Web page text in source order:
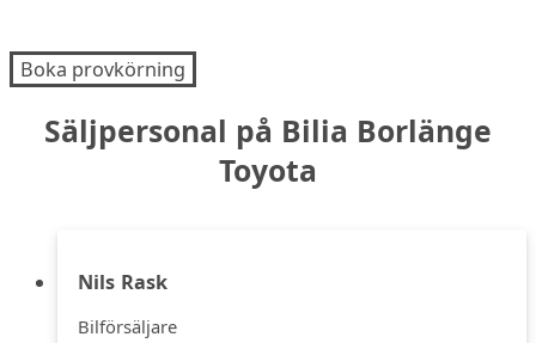
Boka provkörning
Säljpersonal på Bilia Borlänge
Toyota
Nils Rask
Bilförsäljare